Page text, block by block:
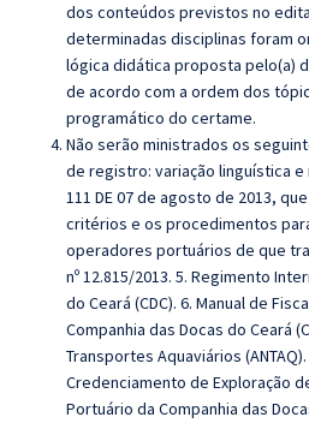
dos conteúdos previstos no
determinadas disciplinas foram
lógica didática proposta pelo(a)
de acordo com a ordem dos
programático do certame.
Não serão ministrados os
de registro: variação linguística e
111 DE 07 de agosto de 2013,
critérios e os procedimentos
operadores portuários de que
nº 12.815/2013. 5. Regimento
do Ceará (CDC). 6. Manual de
Companhia das Docas do Ceará
Transportes Aquaviários
Credenciamento de Exploração
Portuário da Companhia das